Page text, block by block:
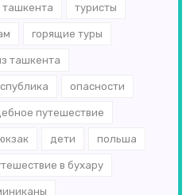
ташкента туристы
горящие туры
ташкента
опасности
путешествие
дети польша
в бухару